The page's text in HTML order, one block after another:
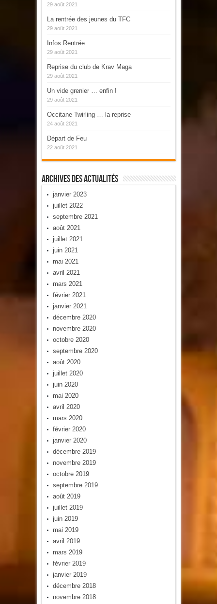
29 août 2021
La rentrée des jeunes du TFC
29 août 2021
Infos Rentrée
29 août 2021
Reprise du club de Krav Maga
29 août 2021
Un vide grenier … enfin !
29 août 2021
Occitane Twirling … la reprise
24 août 2021
Départ de Feu
22 août 2021
Archives Des Actualités
janvier 2023
juillet 2022
septembre 2021
août 2021
juillet 2021
juin 2021
mai 2021
avril 2021
mars 2021
février 2021
janvier 2021
décembre 2020
novembre 2020
octobre 2020
septembre 2020
août 2020
juillet 2020
juin 2020
mai 2020
avril 2020
mars 2020
février 2020
janvier 2020
décembre 2019
novembre 2019
octobre 2019
septembre 2019
août 2019
juillet 2019
juin 2019
mai 2019
avril 2019
mars 2019
février 2019
janvier 2019
décembre 2018
novembre 2018